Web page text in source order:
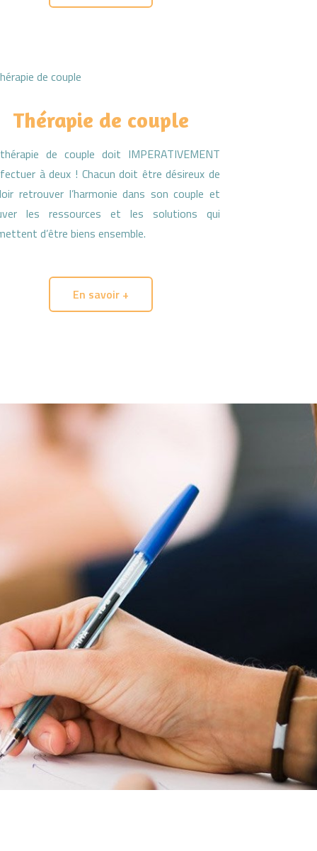
Thérapie de couple
de couple doit IMPERATIVEMENT
à deux ! Chacun doit être désireux de
retrouver l’harmonie dans son couple et
les ressources et les solutions qui
d’être biens ensemble.
En savoir +